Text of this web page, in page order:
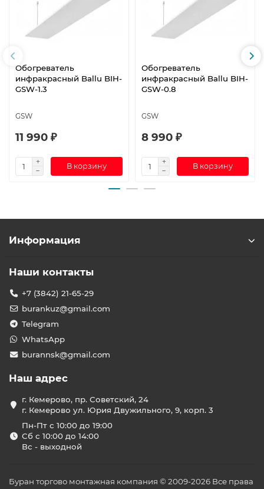
Обогреватель
инфракрасный Ballu BIH-
GSW-1.3
GSW
11 990 ₽
В корзину
Обогреватель
инфракрасный Ballu BIH-
GSW-0.8
GSW
8 990 ₽
В корзину
Информация
Наши контакты
+7 (3842) 21-65-29
burankuz@gmail.com
Telegram
WhatsApp
burannsk@gmail.com
Наш адрес
г. Кемерово, пр. Советский, 24
г. Кемерово ул. Юрия Двужильного, 9, корп. 3
Пн-Пт с 10:00 до 19:00
Сб с 10:00 до 14:00
Вс - выходной
Буран торгово монтажная компания © 2009-2026 Все права